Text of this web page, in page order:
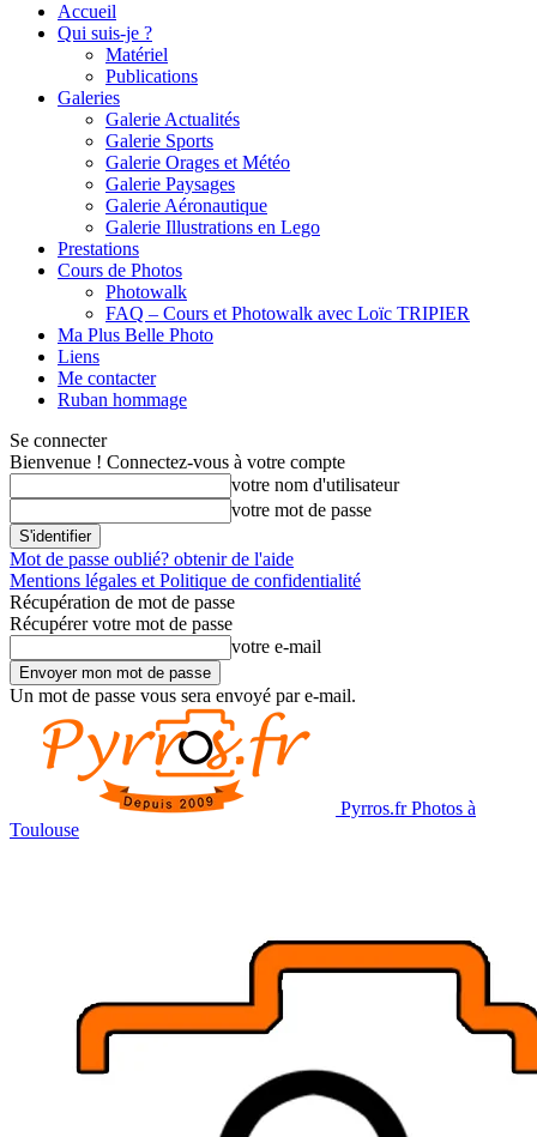
Accueil
Qui suis-je ?
Matériel
Publications
Galeries
Galerie Actualités
Galerie Sports
Galerie Orages et Météo
Galerie Paysages
Galerie Aéronautique
Galerie Illustrations en Lego
Prestations
Cours de Photos
Photowalk
FAQ – Cours et Photowalk avec Loïc TRIPIER
Ma Plus Belle Photo
Liens
Me contacter
Ruban hommage
Se connecter
Bienvenue ! Connectez-vous à votre compte
votre nom d'utilisateur
votre mot de passe
Mot de passe oublié? obtenir de l'aide
Mentions légales et Politique de confidentialité
Récupération de mot de passe
Récupérer votre mot de passe
votre e-mail
Un mot de passe vous sera envoyé par e-mail.
Pyrros.fr Photos à
Toulouse